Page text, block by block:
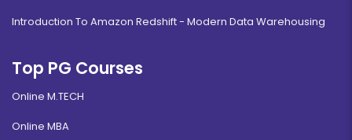
Introduction To Amazon Redshift - Modern Data Warehousing
Top PG Courses
Online M.TECH
Online MBA